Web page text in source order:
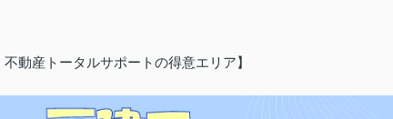
動産トータルサポートの得意エリア】